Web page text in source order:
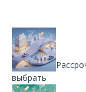
выбрать